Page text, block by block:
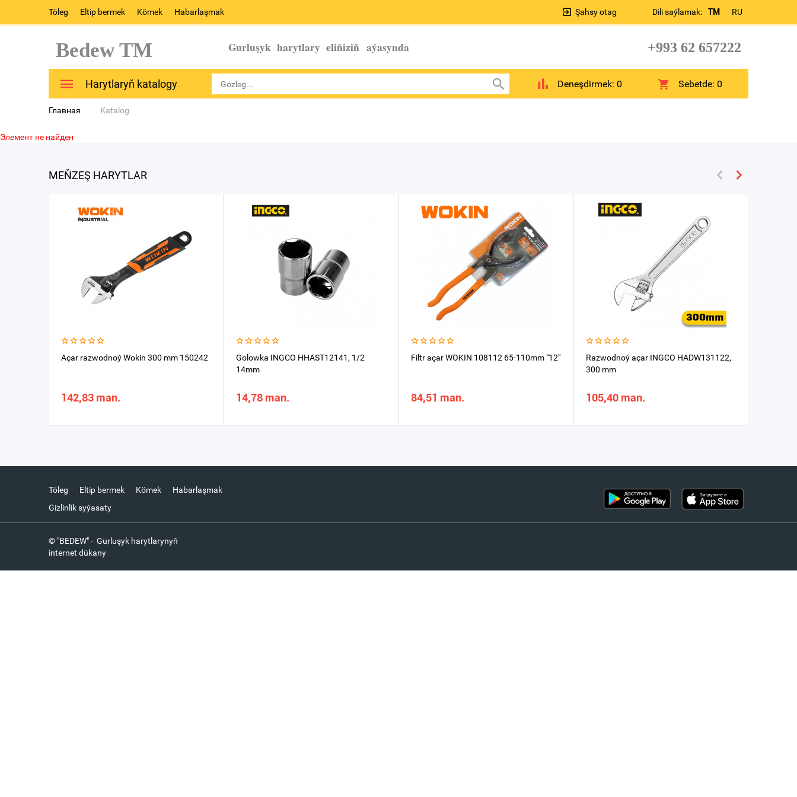
Töleg Eltip bermek Kömek Habarlaşmak Dili saýlamak: TM RU
Şahsy otag
Bedew TM Gurluşyk harytlary eliňiziň aýasynda +993 62 657222
Harytlaryň katalogy Deneşdirmek: 0 Sebetde:0
Главная Katalog
Элемент не найден
MEŇZEŞ HARYTLAR
Açar razwodnoý Wokin 300 mm 150242
142,83 man.
Golowka INGCO HHAST12141, 1/2
14mm
14,78 man.
Filtr açar WOKIN 108112 65-110mm "12"
84,51 man.
Razwodnoý açar INGCO HADW131122,
300 mm
105,40 man.
Töleg Eltip bermek Kömek
Habarlaşmak
Gizlinlik syýasaty
© "BEDEW" - Gurluşyk harytlarynyň
internet dükany